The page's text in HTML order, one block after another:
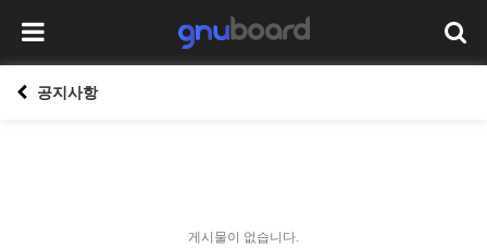
공지사항
게시물이 없습니다.